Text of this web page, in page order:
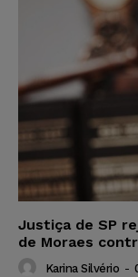
Justiça de SP
de Moraes
Karina Silvério -